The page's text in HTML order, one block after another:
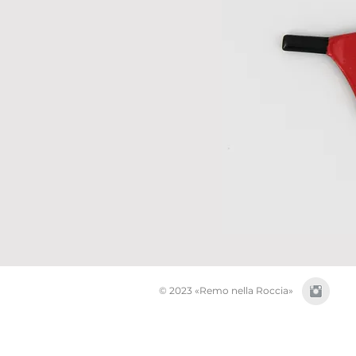
© 2023 «Remo nella Roccia»